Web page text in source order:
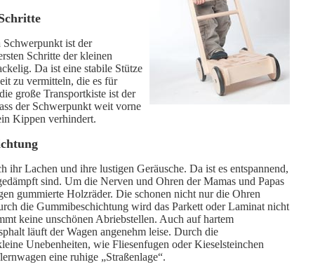
ist der
Schritte der kleinen
Da ist eine stabile Stütze
zu vermitteln, die es für
große Transportkiste ist der
der Schwerpunkt weit vorne
Kippen verhindert.
ihr Lachen und ihre lustigen Geräusche. Da ist es entspannend,
sind. Um die Nerven und Ohren der Mamas und Papas
gummierte Holzräder. Die schonen nicht nur die Ohren
die Gummibeschichtung wird das Parkett oder Laminat nicht
keine unschönen Abriebstellen. Auch auf hartem
läuft der Wagen angenehm leise. Durch die
Unebenheiten, wie Fliesenfugen oder Kieselsteinchen
eine ruhige „Straßenlage“.